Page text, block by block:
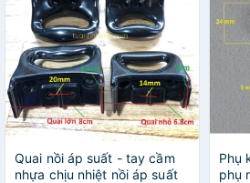
Quai nồi áp suất - tay cầm
nhựa chịu nhiệt nồi áp suất
Phụ
phụ